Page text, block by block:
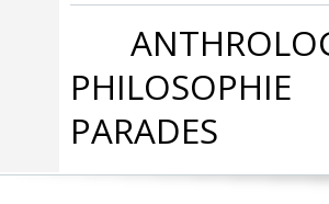
PHILOSOPHIE
PARADES‎